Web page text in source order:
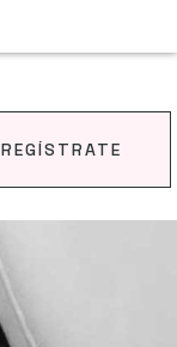
REGÍSTRATE